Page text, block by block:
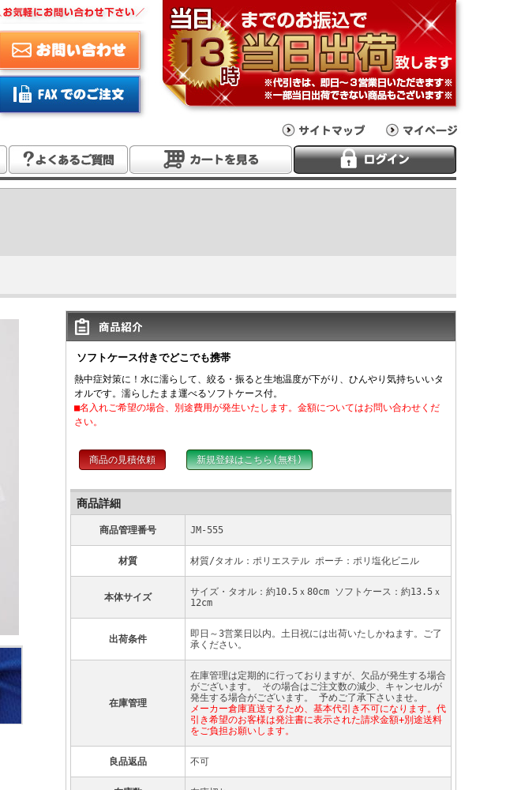
ソフトケース付きでどこでも携帯
熱中症対策に！水に濡らして、絞る・振ると生地温度が下がり、ひんやり気持ちいいタ
オルです。濡らしたまま運べるソフトケース付。
■名入れご希望の場合、別途費用が発生いたします。金額についてはお問い合わせくだ
さい。
商品の見積依頼 新規登録はこちら(無料)
商品詳細
商品管理番号 JM-555
材質 材質/タオル：ポリエステル ポーチ：ポリ塩化ビニル
本体サイズ
サイズ・タオル：約10.5ｘ80cm ソフトケース：約13.5ｘ
12cm
出荷条件
即日～3営業日以内。土日祝には出荷いたしかねます。ご了
承ください。
在庫管理
在庫管理は定期的に行っておりますが、欠品が発生する場合
がございます。 その場合はご注文数の減少、キャンセルが
発生する場合がございます。 予めご了承下さいませ。
メーカー倉庫直送するため、基本代引き不可になります。代
引き希望のお客様は発注書に表示された請求金額+別途送料
をご負担お願いします。
良品返品 不可